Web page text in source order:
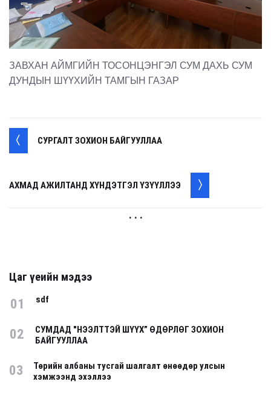
ЗАВХАН АЙМГИЙН ТОСОНЦЭНГЭЛ СУМ ДАХЬ СУМ
ДУНДЫН ШҮҮХИЙН ТАМГЫН ГАЗАР
СУРГАЛТ ЗОХИОН БАЙГУУЛЛАА
АХМАД АЖИЛТАНД ХҮНДЭТГЭЛ ҮЗҮҮЛЛЭЭ
. . .
Цаг үеийн мэдээ
01 sdf
02
СУМДАД "НЭЭЛТТЭЙ ШҮҮХ” ӨДӨРЛӨГ ЗОХИОН
БАЙГУУЛЛАА
03
Төрийн албаны тусгай шалгалт өнөөдөр улсын
хэмжээнд эхэллээ